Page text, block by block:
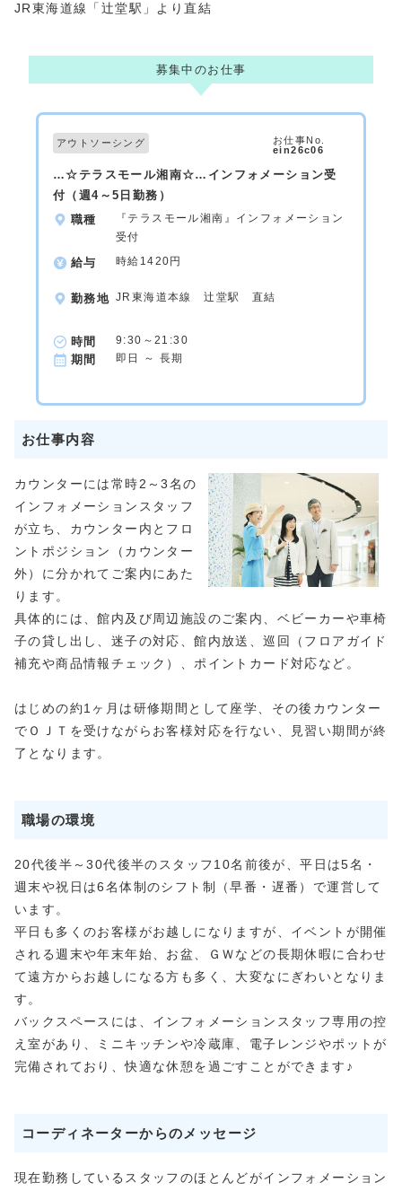
JR東海道線「辻堂駅」より直結
募集中のお仕事
アウトソーシング
お仕事No.
ein26c06
…☆テラスモール湘南☆…インフォメーション受
付（週4～5日勤務）
職種
『テラスモール湘南』インフォメーション
受付
給与 時給1420円
勤務地 JR東海道本線 辻堂駅 直結
時間 9:30～21:30
期間 即日 ～ 長期
お仕事内容
カウンターには常時2～3名の
インフォメーションスタッフ
が立ち、カウンター内とフロ
ントポジション（カウンター
外）に分かれてご案内にあた
ります。
具体的には、館内及び周辺施設のご案内、ベビーカーや車椅
子の貸し出し、迷子の対応、館内放送、巡回（フロアガイド
補充や商品情報チェック）、ポイントカード対応など。
はじめの約1ヶ月は研修期間として座学、その後カウンター
でＯＪＴを受けながらお客様対応を行ない、見習い期間が終
了となります。
職場の環境
20代後半～30代後半のスタッフ10名前後が、平日は5名・
週末や祝日は6名体制のシフト制（早番・遅番）で運営して
います。
平日も多くのお客様がお越しになりますが、イベントが開催
される週末や年末年始、お盆、ＧＷなどの長期休暇に合わせ
て遠方からお越しになる方も多く、大変なにぎわいとなりま
す。
バックスペースには、インフォメーションスタッフ専用の控
え室があり、ミニキッチンや冷蔵庫、電子レンジやポットが
完備されており、快適な休憩を過ごすことができます♪
コーディネーターからのメッセージ
現在勤務しているスタッフのほとんどがインフォメーション